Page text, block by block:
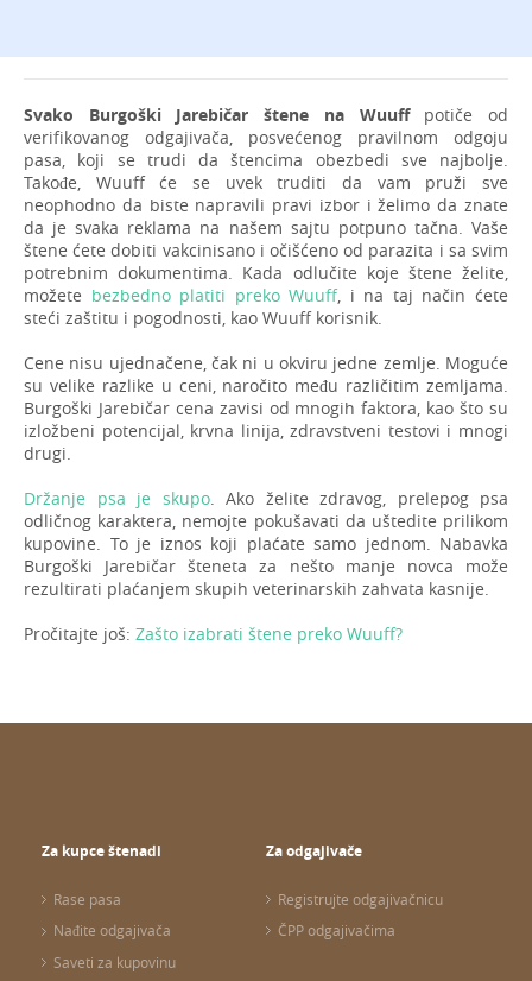
Svako Burgoški Jarebičar štene na Wuuffpotiče od
verifikovanog odgajivača, posvećenog pravilnom odgoju
pasa, koji se trudi da štencima obezbedi sve najbolje.
Takođe, Wuuff će se uvek truditi da vam pruži sve
neophodno da biste napravili pravi izbor i želimo da znate
da je svaka reklama na našem sajtu potpuno tačna. Vaše
štene ćete dobiti vakcinisano i očišćeno od parazita i sa svim
potrebnim dokumentima. Kada odlučite koje štene želite,
možete bezbedno platiti preko Wuuff, i na taj način ćete
steći zaštitu i pogodnosti, kao Wuuff korisnik.
Cene nisu ujednačene, čak ni u okviru jedne zemlje. Moguće
su velike razlike u ceni, naročito među različitim zemljama.
Burgoški Jarebičar cena zavisi od mnogih faktora, kao što su
izložbeni potencijal, krvna linija, zdravstveni testovi i mnogi
drugi.
Držanje psa je skupo. Ako želite zdravog, prelepog psa
odličnog karaktera, nemojte pokušavati da uštedite prilikom
kupovine. To je iznos koji plaćate samo jednom. Nabavka
Burgoški Jarebičar šteneta za nešto manje novca može
rezultirati plaćanjem skupih veterinarskih zahvata kasnije.
Pročitajte još: Zašto izabrati štene preko Wuuff?
Za kupce štenadi
Rase pasa
Nađite odgajivača
Saveti za kupovinu
Za odgajivače
Registrujte odgajivačnicu
ČPP odgajivačima